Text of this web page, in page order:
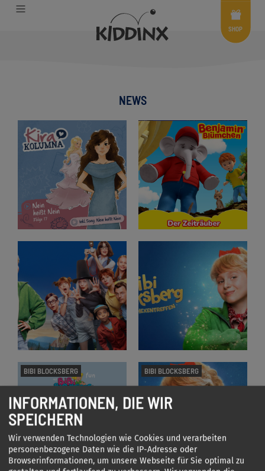
Menü
SHOP
NEWS
BIBI BLOCKSBERG BIBI BLOCKSBERG
INFORMATIONEN, DIE WIR
SPEICHERN
Wir verwenden Technologien wie Cookies und verarbeiten
personenbezogene Daten wie die IP-Adresse oder
Browserinformationen, um unsere Webseite für Sie optimal zu